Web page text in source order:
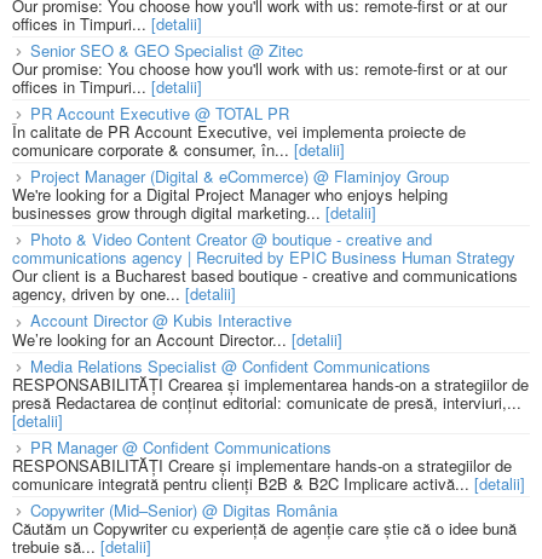
Our promise: You choose how you'll work with us: remote-first or at our
offices in Timpuri... [detalii]
Senior SEO & GEO Specialist @ Zitec
Our promise: You choose how you'll work with us: remote-first or at our
offices in Timpuri... [detalii]
PR Account Executive @ TOTAL PR
În calitate de PR Account Executive, vei implementa proiecte de
comunicare corporate & consumer, în... [detalii]
Project Manager (Digital & eCommerce) @ Flaminjoy Group
We're looking for a Digital Project Manager who enjoys helping
businesses grow through digital marketing... [detalii]
Photo & Video Content Creator @ boutique - creative and
communications agency | Recruited by EPIC Business Human Strategy
Our client is a Bucharest based boutique - creative and communications
agency, driven by one... [detalii]
Account Director @ Kubis Interactive
We’re looking for an Account Director... [detalii]
Media Relations Specialist @ Confident Communications
RESPONSABILITĂȚI Crearea și implementarea hands-on a strategiilor de
presă Redactarea de conținut editorial: comunicate de presă, interviuri,...
[detalii]
PR Manager @ Confident Communications
RESPONSABILITĂȚI Creare și implementare hands-on a strategiilor de
comunicare integrată pentru clienți B2B & B2C Implicare activă... [detalii]
Copywriter (Mid–Senior) @ Digitas România
Căutăm un Copywriter cu experiență de agenție care știe că o idee bună
trebuie să... [detalii]